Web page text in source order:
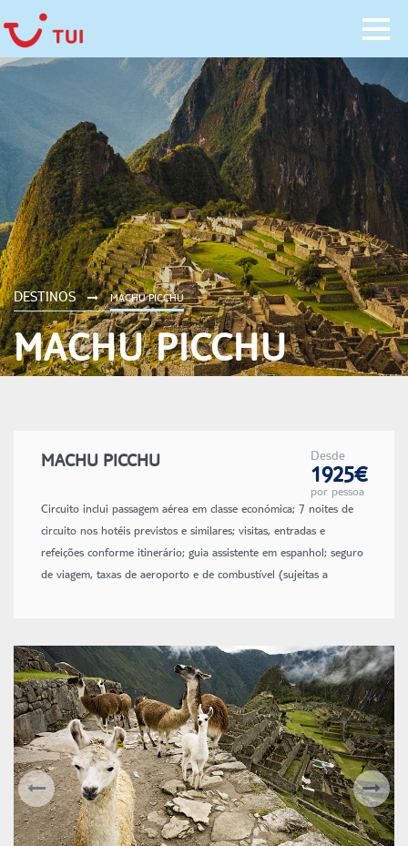
DESTINOS MACHU PICCHU
MACHU PICCHU
MACHU PICCHU Desde
1925€
por pessoa
Circuito inclui passagem aérea em classe económica; 7 noites de
circuito nos hotéis previstos e similares; visitas, entradas e
refeições conforme itinerário; guia assistente em espanhol; seguro
de viagem, taxas de aeroporto e de combustível (sujeitas a